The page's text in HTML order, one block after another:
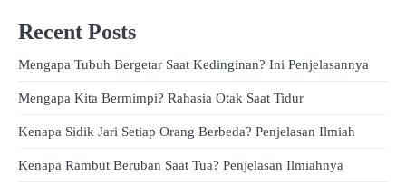
Recent Posts
Mengapa Tubuh Bergetar Saat Kedinginan? Ini Penjelasannya
Mengapa Kita Bermimpi? Rahasia Otak Saat Tidur
Kenapa Sidik Jari Setiap Orang Berbeda? Penjelasan Ilmiah
Kenapa Rambut Beruban Saat Tua? Penjelasan Ilmiahnya